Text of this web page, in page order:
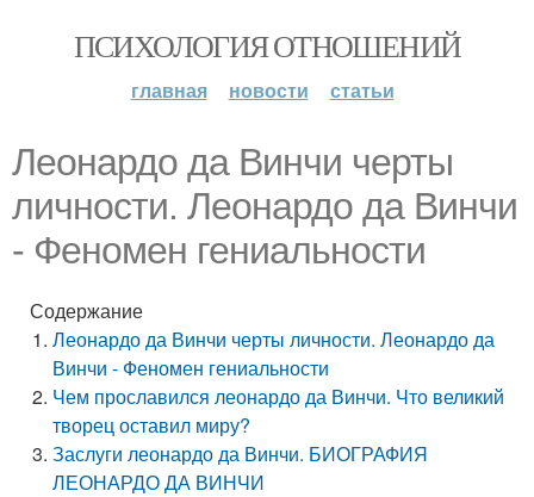
ПСИХОЛОГИЯ ОТНОШЕНИЙ
главная новости статьи
Леонардо да Винчи черты
личности. Леонардо да Винчи
- Феномен гениальности
Содержание
Леонардо да Винчи черты личности. Леонардо да
Винчи - Феномен гениальности
Чем прославился леонардо да Винчи. Что великий
творец оставил миру?
Заслуги леонардо да Винчи. БИОГРАФИЯ
ЛЕОНАРДО ДА ВИНЧИ